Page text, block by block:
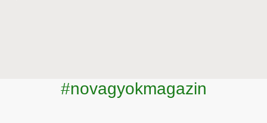
#novagyokmagazin